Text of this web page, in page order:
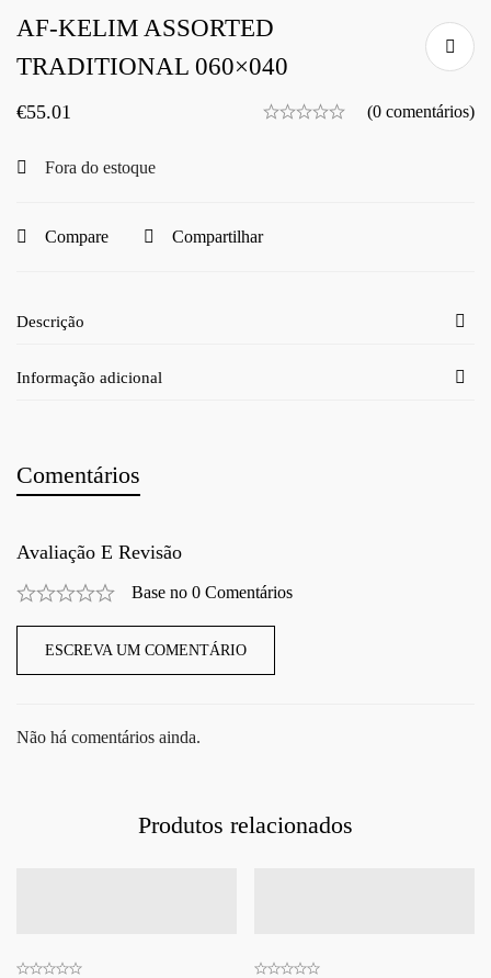
AF-KELIM ASSORTED
TRADITIONAL 060×040
€55.01 (0 comentários)
Fora do estoque
Compare Compartilhar
Descrição
Informação adicional
Comentários
Avaliação E Revisão
Base no 0 Comentários
ESCREVA UM COMENTÁRIO
Não há comentários ainda.
Produtos relacionados